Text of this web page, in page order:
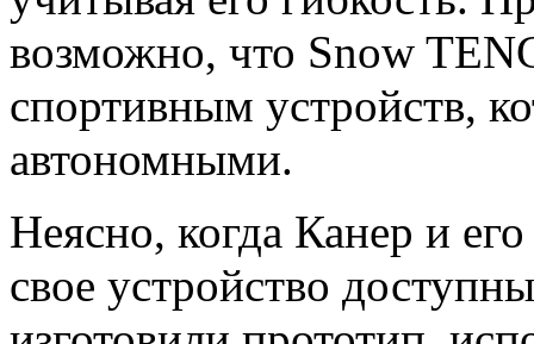
возможно, что Snow
спортивным устройств,
автономными.
Неясно, когда Канер и
свое устройство